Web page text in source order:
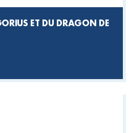
ET DU DRAGON DE